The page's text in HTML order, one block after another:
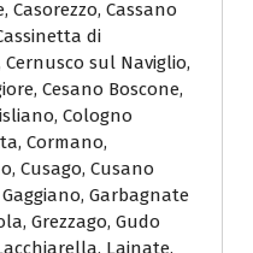
Casorezzo, Cassano
di
sul Naviglio,
Cesano Boscone,
Cologno
Cormano,
Cusago, Cusano
Garbagnate
Grezzago, Gudo
Lainate.